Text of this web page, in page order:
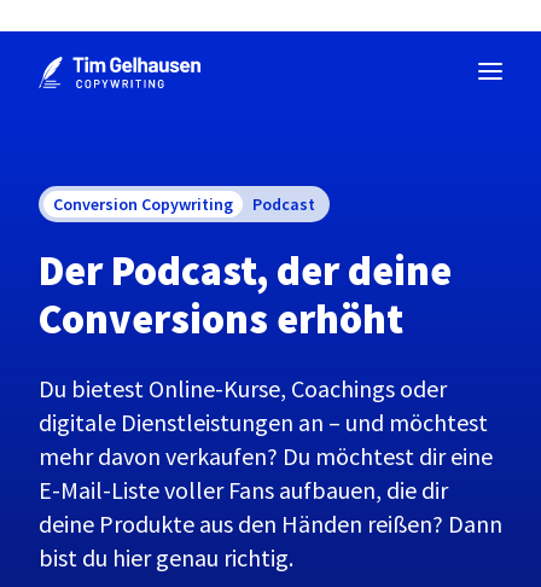
Inhalt
Conversion Copywriting Podcast
Der Podcast, der deine
Conversions erhöht
Du bietest Online-Kurse, Coachings oder
digitale Dienstleistungen an – und möchtest
mehr davon verkaufen? Du möchtest dir eine
E-Mail-Liste voller Fans aufbauen, die dir
deine Produkte aus den Händen reißen? Dann
bist du hier genau richtig.